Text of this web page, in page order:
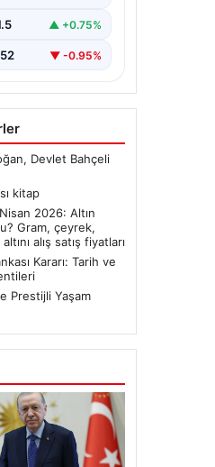
2026: Altın
Gram, çeyrek,
alış satış fiyatları
Kararı: Tarih ve
Yaşam
Devlet Bahçeli